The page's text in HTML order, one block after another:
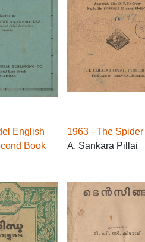
English
Book
1963 - The Spider
A. Sankara Pillai